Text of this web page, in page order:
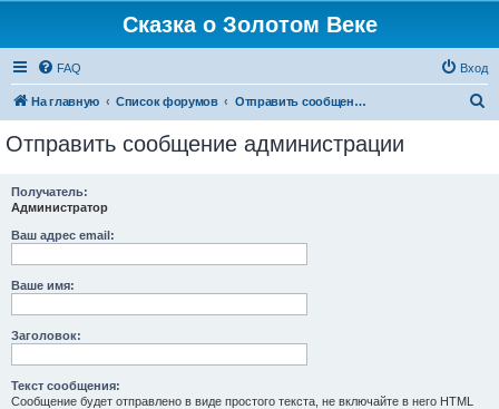
Сказка о Золотом Веке
FAQ Вход
На главную Список форумов Отправить сообщение администрации
Отправить сообщение администрации
Получатель:
Администратор
Ваш адрес email:
Ваше имя:
Заголовок:
Текст сообщения:
Сообщение будет отправлено в виде простого текста, не включайте в него HTML